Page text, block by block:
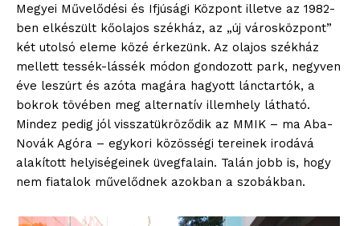
Megyei Művelődési és Ifjúsági Központ illetve az 1982-
ben elkészült kőolajos székház, az „új városközpont”
két utolsó eleme közé érkezünk. Az olajos székház
mellett tessék-lássék módon gondozott park, negyven
éve leszúrt és azóta magára hagyott lánctartók, a
bokrok tövében meg alternatív illemhely látható.
Mindez pedig jól visszatükröződik az MMIK – ma Aba-
Novák Agóra – egykori közösségi tereinek irodává
alakított helyiségeinek üvegfalain. Talán jobb is, hogy
nem fiatalok művelődnek azokban a szobákban.